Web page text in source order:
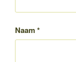
Naam*